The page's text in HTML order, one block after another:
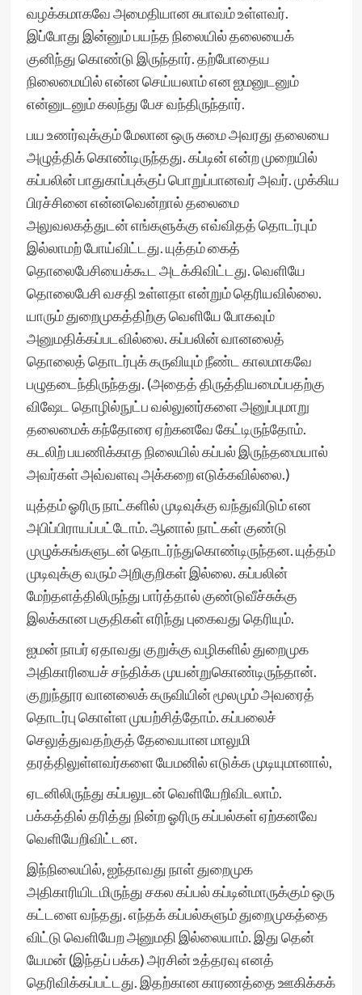
வழக்கமாகவே அமைதியான சுபாவம் உள்ளவர்.
இப்போது இன்னும் பயந்த நிலையில் தலையைக்
குனிந்து கொண்டு இருந்தார். தற்போதைய
நிலைமையில் என்ன செய்யலாம் என ஐமனுடனும்
என்னுடனும் கலந்து பேச வந்திருந்தார்.
பய உணர்வுக்கும் மேலான ஒரு சுமை அவரது தலையை
அழுத்திக் கொண்டிருந்தது. கப்டின் என்ற முறையில்
கப்பலின் பாதுகாப்புக்குப் பொறுப்பானவர் அவர். முக்கிய
பிரச்சினை என்னவென்றால் தலைமை
அலுவலகத்துடன் எங்களுக்கு எவ்விதத் தொடர்பும்
இல்லாமற் போய்விட்டது. யுத்தம் கைத்
தொலைபேசியைக்கூட அடக்கிவிட்டது. வெளியே
தொலைபேசி வசதி உள்ளதா என்றும் தெரியவில்லை.
யாரும் துறைமுகத்திற்கு வெளியே போகவும்
அனுமதிக்கப்படவில்லை. கப்பலின் வானலைத்
தொலைத் தொடர்புக் கருவியும் நீண்ட காலமாகவே
பழுதடைந்திருந்தது. (அதைத் திருத்தியமைப்பதற்கு
விஷேட தொழில்நுட்ப வல்லுனர்களை அனுப்புமாறு
தலைமைக் கந்தோரை ஏற்கனவே கேட்டிருந்தோம்.
கடலிற் பயணிக்காத நிலையில் கப்பல் இருந்தமையால்
அவர்கள் அவ்வளவு அக்கறை எடுக்கவில்லை.)
யுத்தம் ஓரிரு நாட்களில் முடிவுக்கு வந்துவிடும் என
அபிப்பிராயப்பட்டோம். ஆனால் நாட்கள் குண்டு
முழுக்கங்களுடன் தொடர்ந்துகொண்டிருந்தன. யுத்தம்
முடிவுக்கு வரும் அறிகுறிகள் இல்லை. கப்பலின்
மேற்தளத்திலிருந்து பார்த்தால் குண்டுவீச்சுக்கு
இலக்கான பகுதிகள் எரிந்து புகைவது தெரியும்.
ஐமன் நாபர் ஏதாவது குறுக்கு வழிகளில் துறைமுக
அதிகாரியைச் சந்திக்க முயன்றுகொண்டிருந்தான்.
குறுந்தூர வானலைக் கருவியின் மூலமும் அவரைத்
தொடர்பு கொள்ள முயற்சித்தோம். கப்பலைச்
செலுத்துவதற்குத் தேவையான மாலுமி
தரத்திலுள்ளவர்களை யேமனில் எடுக்க முடியுமானால்,
ஏடனிலிருந்து கப்பலுடன் வெளியேறிவிடலாம்.
பக்கத்தில் தரித்து நின்ற ஓரிரு கப்பல்கள் ஏற்கனவே
வெளியேறிவிட்டன.
இந்நிலையில், ஐந்தாவது நாள் துறைமுக
அதிகாரியிடமிருந்து சகல கப்பல் கப்டின்மாருக்கும் ஒரு
கட்டளை வந்தது. எந்தக் கப்பல்களும் துறைமுகத்தை
விட்டு வெளியேற அனுமதி இல்லையாம். இது தென்
யேமன் (இந்தப் பக்க) அரசின் உத்தரவு எனத்
தெரிவிக்கப்பட்டது. இதற்கான காரணத்தை ஊகிக்கக்